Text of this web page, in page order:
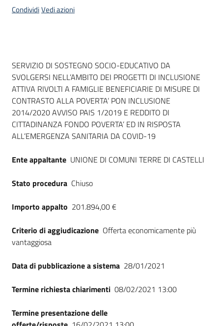
English
site
su
CondividiVedi azioni
Dati del bando
SERVIZIO DI SOSTEGNO SOCIO-EDUCATIVO DA
SVOLGERSI NELL’AMBITO DEI PROGETTI DI INCLUSIONE
ATTIVA RIVOLTI A FAMIGLIE BENEFICIARIE DI MISURE DI
CONTRASTO ALLA POVERTA’ PON INCLUSIONE
2014/2020 AVVISO PAIS 1/2019 E REDDITO DI
CITTADINANZA FONDO POVERTA’ ED IN RISPOSTA
ALL’EMERGENZA SANITARIA DA COVID-19
Ente appaltante UNIONE DI COMUNI TERRE DI CASTELLI
Stato procedura Chiuso
Importo appalto 201.894,00 €
Criterio di aggiudicazione Offerta economicamente più
vantaggiosa
Data di pubblicazione a sistema 28/01/2021
Termine richiesta chiarimenti 08/02/2021 13:00
Termine presentazione delle